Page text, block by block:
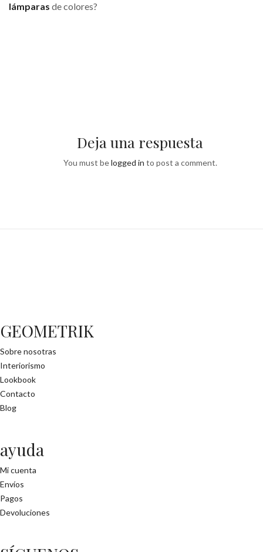
lámparas de colores?
Deja una respuesta
You must belogged in to post a comment.
GEOMETRIK
Sobre nosotras
Interiorismo
Lookbook
Contacto
Blog
ayuda
Mi cuenta
Envíos
Pagos
Devoluciones